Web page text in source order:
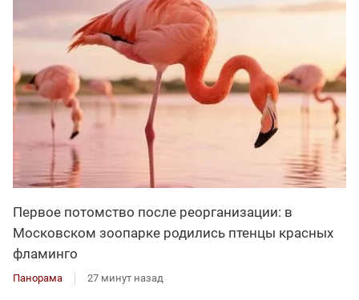
Первое потомство после реорганизации: в
Московском зоопарке родились птенцы красных
фламинго
Панорама 27 минут назад